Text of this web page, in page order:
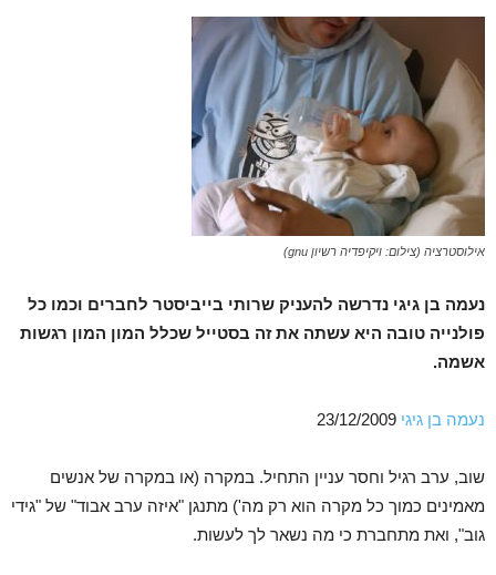
אילוסטרציה (צילום: ויקיפדיה רשיון gnu)
נעמה בן גיגי נדרשה להעניק שרותי בייביסטר לחברים וכמו כל
פולנייה טובה היא עשתה את זה בסטייל שכלל המון המון רגשות
אשמה.
נעמה בן גיגי
שוב, ערב רגיל וחסר עניין התחיל. במקרה (או במקרה של אנשים
מאמינים כמוך כל מקרה הוא רק מה') מתנגן "איזה ערב אבוד" של "גידי
גוב", ואת מתחברת כי מה נשאר לך לעשות.